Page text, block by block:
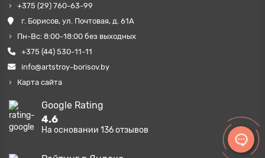
+375 (29) 760-63-99
г. Борисов, ул. Почтовая, д. 61А
Пн-Вс: 8:00-18:00 без выходных
+375 (44) 530-11-11
info@artstroy-borisov.by
Карта сайта
Google Rating
4.6
На основании 136отзывов